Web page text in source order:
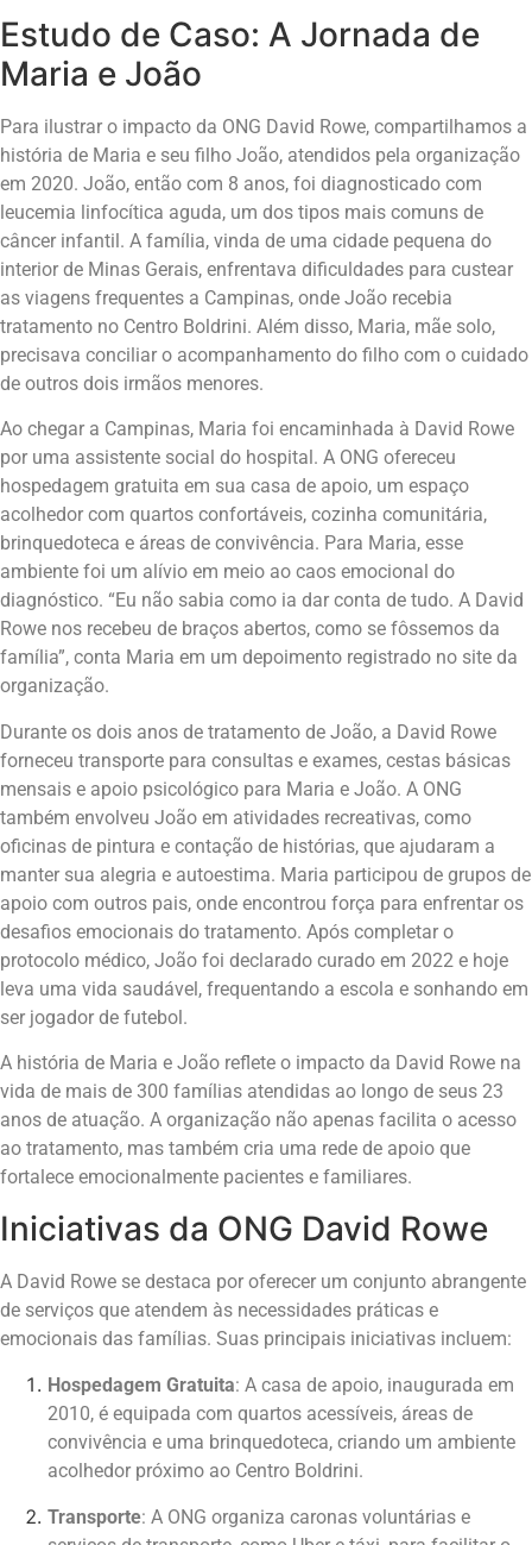
Estudo de Caso: A Jornada de
Maria e João
Para ilustrar o impacto da ONG David Rowe, compartilhamos a
história de Maria e seu filho João, atendidos pela organização
em 2020. João, então com 8 anos, foi diagnosticado com
leucemia linfocítica aguda, um dos tipos mais comuns de
câncer infantil. A família, vinda de uma cidade pequena do
interior de Minas Gerais, enfrentava dificuldades para custear
as viagens frequentes a Campinas, onde João recebia
tratamento no Centro Boldrini. Além disso, Maria, mãe solo,
precisava conciliar o acompanhamento do filho com o cuidado
de outros dois irmãos menores.
Ao chegar a Campinas, Maria foi encaminhada à David Rowe
por uma assistente social do hospital. A ONG ofereceu
hospedagem gratuita em sua casa de apoio, um espaço
acolhedor com quartos confortáveis, cozinha comunitária,
brinquedoteca e áreas de convivência. Para Maria, esse
ambiente foi um alívio em meio ao caos emocional do
diagnóstico. “Eu não sabia como ia dar conta de tudo. A David
Rowe nos recebeu de braços abertos, como se fôssemos da
família”, conta Maria em um depoimento registrado no site da
organização.
Durante os dois anos de tratamento de João, a David Rowe
forneceu transporte para consultas e exames, cestas básicas
mensais e apoio psicológico para Maria e João. A ONG
também envolveu João em atividades recreativas, como
oficinas de pintura e contação de histórias, que ajudaram a
manter sua alegria e autoestima. Maria participou de grupos de
apoio com outros pais, onde encontrou força para enfrentar os
desafios emocionais do tratamento. Após completar o
protocolo médico, João foi declarado curado em 2022 e hoje
leva uma vida saudável, frequentando a escola e sonhando em
ser jogador de futebol.
A história de Maria e João reflete o impacto da David Rowe na
vida de mais de 300 famílias atendidas ao longo de seus 23
anos de atuação. A organização não apenas facilita o acesso
ao tratamento, mas também cria uma rede de apoio que
fortalece emocionalmente pacientes e familiares.
Iniciativas da ONG David Rowe
A David Rowe se destaca por oferecer um conjunto abrangente
de serviços que atendem às necessidades práticas e
emocionais das famílias. Suas principais iniciativas incluem:
Hospedagem Gratuita: A casa de apoio, inaugurada em
2010, é equipada com quartos acessíveis, áreas de
convivência e uma brinquedoteca, criando um ambiente
acolhedor próximo ao Centro Boldrini.
Transporte: A ONG organiza caronas voluntárias e